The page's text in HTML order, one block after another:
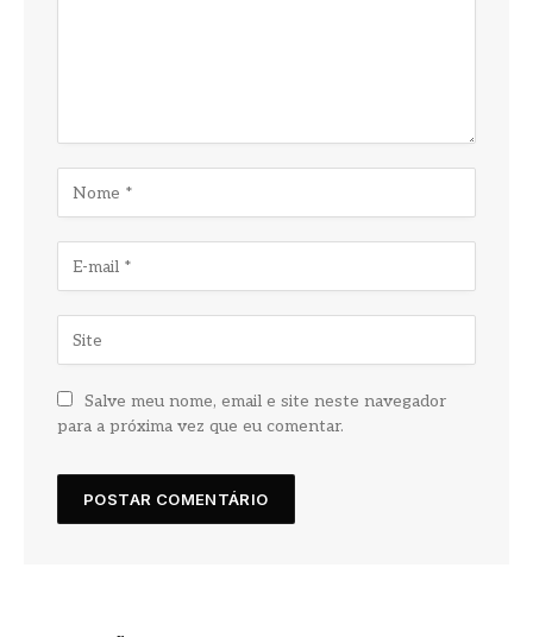
Salve meu nome, email e site neste navegador
para a próxima vez que eu comentar.